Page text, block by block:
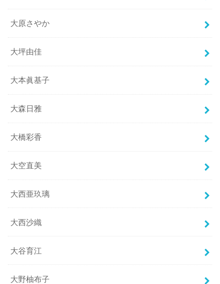
大原さやか
大坪由佳
大本眞基子
大森日雅
大橋彩香
大空直美
大西亜玖璃
大西沙織
大谷育江
大野柚布子